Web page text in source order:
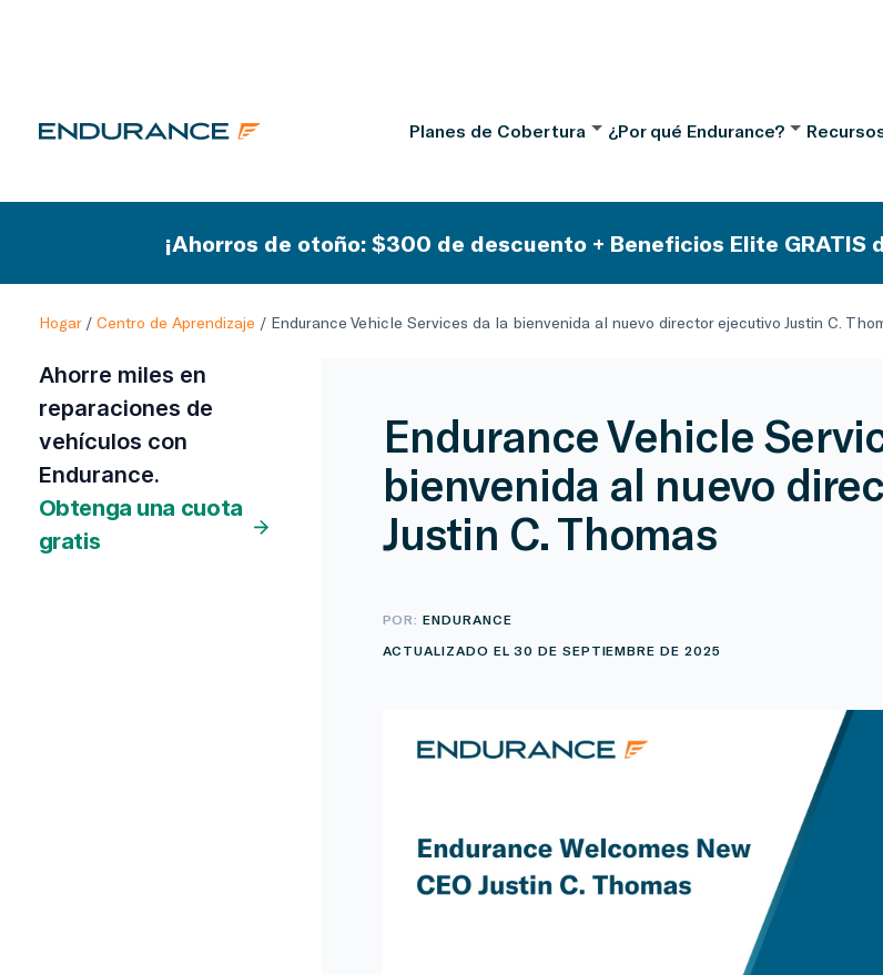
Planes de Cobertura ¿Por qué Endurance?
¡Ahorros de otoño: $300 de descuento + Beneficios Elite GRATIS
Hogar/ Centro de Aprendizaje / Endurance Vehicle Services da la bienvenida al nuevo director ejecutivo Justin C.
Ahorre miles en
reparaciones de
vehículos con
Endurance.
Obtenga una cuota
gratis
Endurance Vehicle
bienvenida al nuevo
Justin C. Thomas
POR:ENDURANCE
ACTUALIZADO EL 30 DE SEPTIEMBRE DE 2025